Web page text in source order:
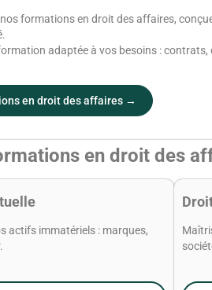
nos formations en droit des affaires,
adaptée à vos besoins :
en droit des affaires →
en droit des
actifs immatériels : marques,